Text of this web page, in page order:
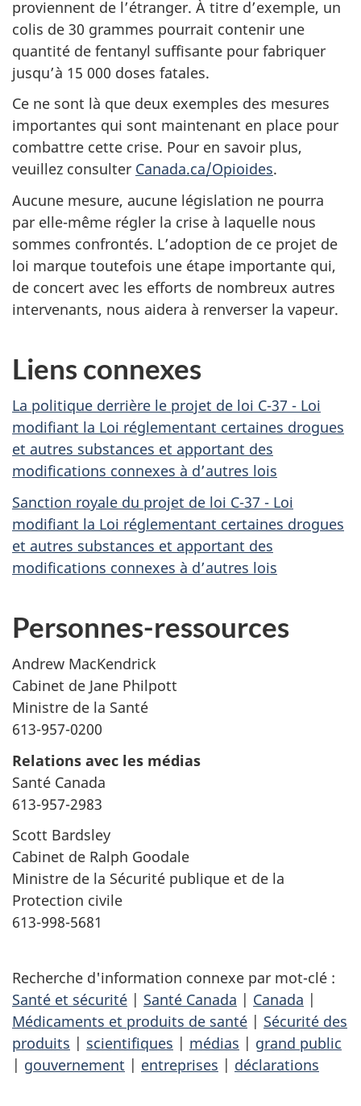
proviennent de l’étranger. À titre d’exemple, un
colis de 30 grammes pourrait contenir une
quantité de fentanyl suffisante pour fabriquer
jusqu’à 15 000 doses fatales.
Ce ne sont là que deux exemples des mesures
importantes qui sont maintenant en place pour
combattre cette crise. Pour en savoir plus,
veuillez consulter Canada.ca/Opioides.
Aucune mesure, aucune législation ne pourra
par elle-même régler la crise à laquelle nous
sommes confrontés. L’adoption de ce projet de
loi marque toutefois une étape importante qui,
de concert avec les efforts de nombreux autres
intervenants, nous aidera à renverser la vapeur.
Liens connexes
La politique derrière le projet de loi C-37 - Loi
modifiant la Loi réglementant certaines drogues
et autres substances et apportant des
modifications connexes à d’autres lois
Sanction royale du projet de loi C-37 - Loi
modifiant la Loi réglementant certaines drogues
et autres substances et apportant des
modifications connexes à d’autres lois
Personnes-ressources
Andrew MacKendrick
Cabinet de Jane Philpott
Ministre de la Santé
613-957-0200
Relations avec les médias
Santé Canada
613-957-2983
Scott Bardsley
Cabinet de Ralph Goodale
Ministre de la Sécurité publique et de la
Protection civile
613-998-5681
Recherche d'information connexe par mot-clé :
Santé et sécurité | Santé Canada | Canada |
Médicaments et produits de santé | Sécurité des
produits | scientifiques | médias | grand public
| gouvernement | entreprises | déclarations